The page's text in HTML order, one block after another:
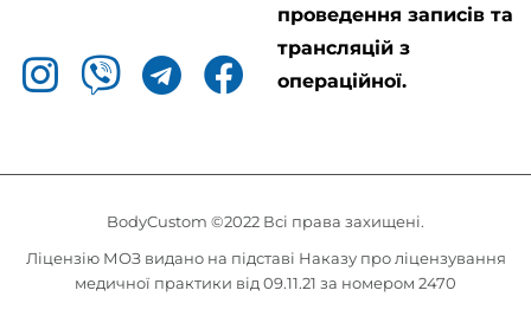
проведення записів та
трансляцій з
операційної.
BodyCustom ©2022 Всі права захищені.
Ліцензію МОЗ видано на підставі Наказу про ліцензування
медичної практики від 09.11.21 за номером 2470